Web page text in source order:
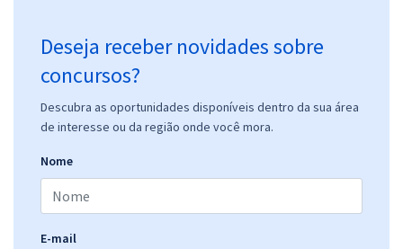
Deseja receber novidades sobre
concursos?
Descubra as oportunidades disponíveis dentro da sua área
de interesse ou da região onde você mora.
Nome
E-mail